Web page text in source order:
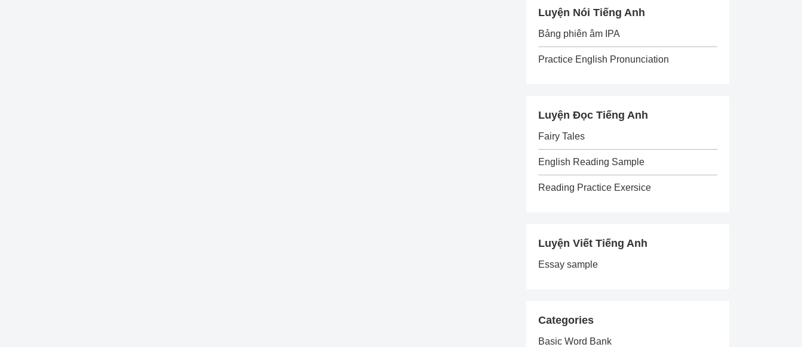
Luyện Nói Tiếng Anh
Bảng phiên âm IPA
Practice English Pronunciation
Luyện Đọc Tiếng Anh
Fairy Tales
English Reading Sample
Reading Practice Exersice
Luyện Viết Tiếng Anh
Essay sample
Categories
Basic Word Bank